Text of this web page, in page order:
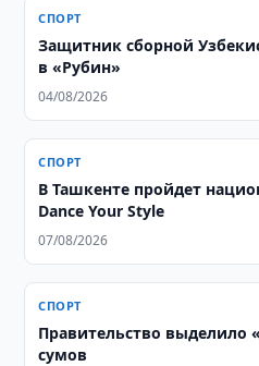
СПОРТ
Защитник сборной
в «Рубин»
04/08/2026
СПОРТ
В Ташкенте пройдет
Dance Your Style
07/08/2026
СПОРТ
Правительство выделило
сумов